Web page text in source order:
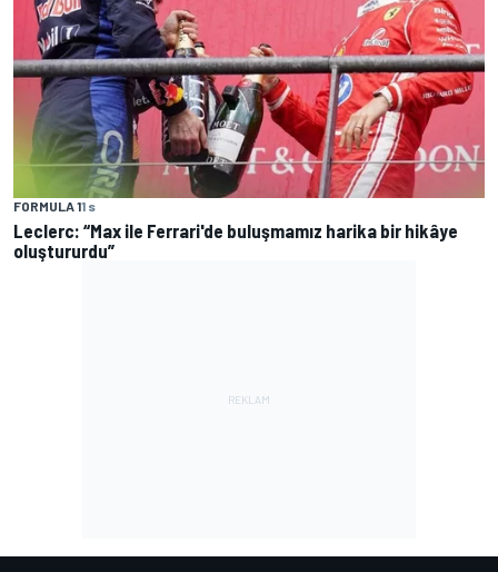
FORMULA 11 s
Leclerc: “Max ile Ferrari'de buluşmamız harika bir hikâye
oluştururdu”